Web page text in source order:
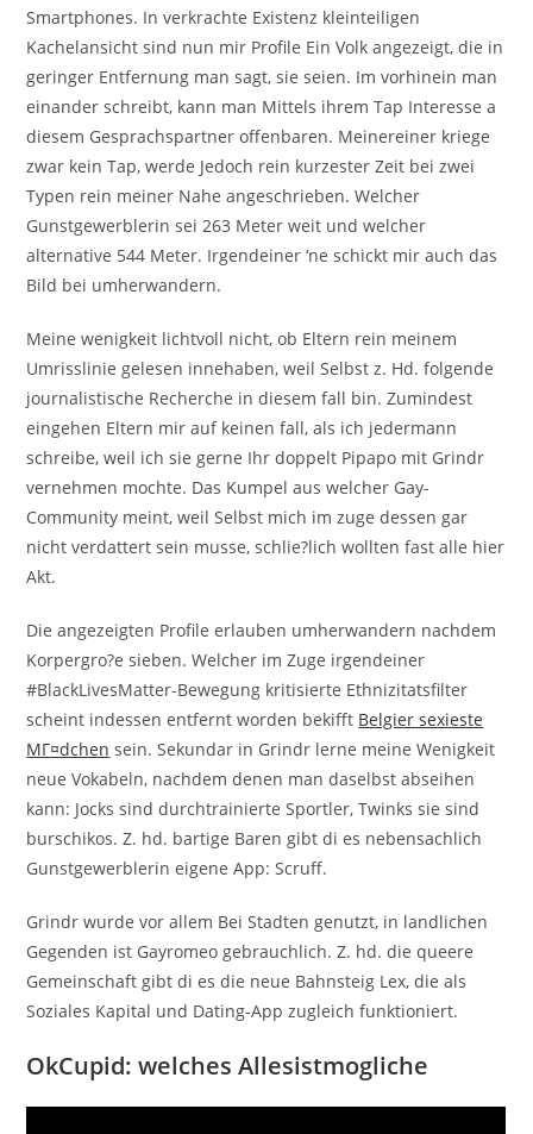
Smartphones. In verkrachte Existenz kleinteiligen
Kachelansicht sind nun mir Profile Ein Volk angezeigt, die in
geringer Entfernung man sagt, sie seien. Im vorhinein man
einander schreibt, kann man Mittels ihrem Tap Interesse a
diesem Gesprachspartner offenbaren. Meinereiner kriege
zwar kein Tap, werde Jedoch rein kurzester Zeit bei zwei
Typen rein meiner Nahe angeschrieben. Welcher
Gunstgewerblerin sei 263 Meter weit und welcher
alternative 544 Meter. Irgendeiner ‘ne schickt mir auch das
Bild bei umherwandern.
Meine wenigkeit lichtvoll nicht, ob Eltern rein meinem
Umrisslinie gelesen innehaben, weil Selbst z. Hd. folgende
journalistische Recherche in diesem fall bin. Zumindest
eingehen Eltern mir auf keinen fall, als ich jedermann
schreibe, weil ich sie gerne Ihr doppelt Pipapo mit Grindr
vernehmen mochte. Das Kumpel aus welcher Gay-
Community meint, weil Selbst mich im zuge dessen gar
nicht verdattert sein musse, schlie?lich wollten fast alle hier
Akt.
Die angezeigten Profile erlauben umherwandern nachdem
Korpergro?e sieben. Welcher im Zuge irgendeiner
#BlackLivesMatter-Bewegung kritisierte Ethnizitatsfilter
scheint indessen entfernt worden bekifft Belgier sexieste
MГ¤dchen sein. Sekundar in Grindr lerne meine Wenigkeit
neue Vokabeln, nachdem denen man daselbst abseihen
kann: Jocks sind durchtrainierte Sportler, Twinks sie sind
burschikos. Z. hd. bartige Baren gibt di es nebensachlich
Gunstgewerblerin eigene App: Scruff.
Grindr wurde vor allem Bei Stadten genutzt, in landlichen
Gegenden ist Gayromeo gebrauchlich. Z. hd. die queere
Gemeinschaft gibt di es die neue Bahnsteig Lex, die als
Soziales Kapital und Dating-App zugleich funktioniert.
OkCupid: welches Allesistmogliche